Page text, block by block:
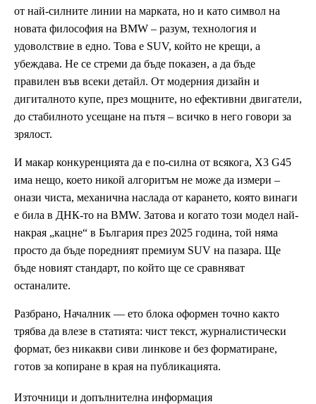
от най-силните линии на марката, но и като символ на
новата философия на BMW – разум, технология и
удоволствие в едно. Това е SUV, който не крещи, а
убеждава. Не се стреми да бъде показен, а да бъде
правилен във всеки детайл. От модерния дизайн и
дигиталното купе, през мощните, но ефективни двигатели,
до стабилното усещане на пътя – всичко в него говори за
зрялост.
И макар конкуренцията да е по-силна от всякога, X3 G45
има нещо, което никой алгоритъм не може да измери –
онази чиста, механична наслада от карането, която винаги
е била в ДНК-то на BMW. Затова и когато този модел най-
накрая „кацне“ в България през 2025 година, той няма
просто да бъде поредният премиум SUV на пазара. Ще
бъде новият стандарт, по който ще се сравняват
останалите.
Разбрано, Началник — ето блока оформен точно както
трябва да влезе в статията: чист текст, журналистически
формат, без никакви сиви линкове и без форматиране,
готов за копиране в края на публикацията.
Източници и допълнителна информация